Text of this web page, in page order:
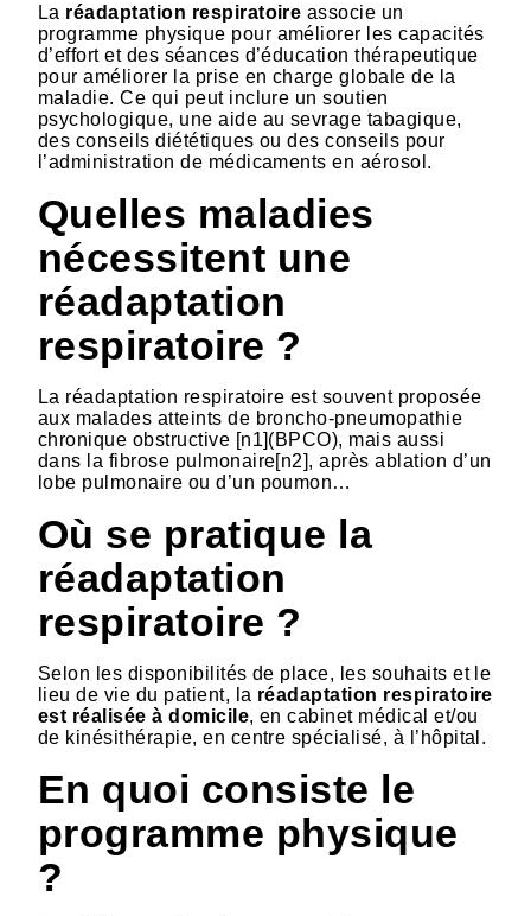
La réadaptation respiratoire associe un
programme physique pour améliorer les capacités
d’effort et des séances d’éducation thérapeutique
pour améliorer la prise en charge globale de la
maladie. Ce qui peut inclure un soutien
psychologique, une aide au sevrage tabagique,
des conseils diététiques ou des conseils pour
l’administration de médicaments en aérosol.
Quelles maladies
nécessitent une
réadaptation
respiratoire ?
La réadaptation respiratoire est souvent proposée
aux malades atteints de broncho-pneumopathie
chronique obstructive [n1](BPCO), mais aussi
dans la fibrose pulmonaire[n2], après ablation d’un
lobe pulmonaire ou d’un poumon…
Où se pratique la
réadaptation
respiratoire ?
Selon les disponibilités de place, les souhaits et le
lieu de vie du patient, la réadaptation respiratoire
est réalisée à domicile, en cabinet médical et/ou
de kinésithérapie, en centre spécialisé, à l’hôpital.
En quoi consiste le
programme physique
?